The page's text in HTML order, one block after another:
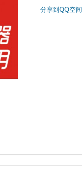
分享到 QQ空间